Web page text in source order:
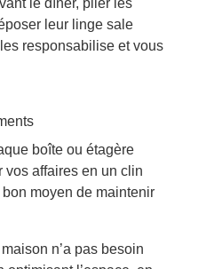
le dîner, plier les
leur linge sale
responsabilise et vous
boîte ou étagère
vos affaires en un clin
moyen de maintenir
n’a pas besoin